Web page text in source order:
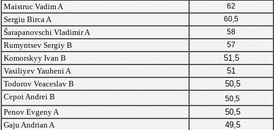
Maistruc Vadim A 62
Sergiu Birca A 60,5
Šarapanovschi Vladimir A 58
Rumyntsev Sergiy B 57
Komorskyy Ivan B
51,5
Vasiliyev Yauheni A
51
Todorov Veaceslav B
50,5
Cepoi Andrei B
50,5
Penov Evgeny A
50,5
Gaju Andrian A
49,5